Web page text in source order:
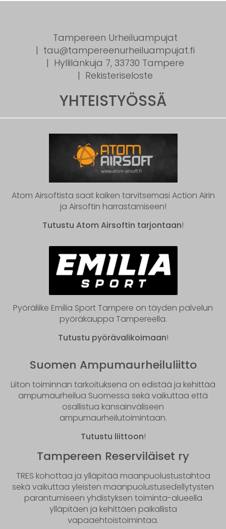
Tampereen Urheiluampujat
tau@tampereenurheiluampujat.fi
Hyllilänkuja 7, 33730 Tampere
Rekisteriseloste
YHTEISTYÖSSÄ
Atom Airsoftista saat kaiken tarvitsemasi Action Airin
ja Airsoftin harrastamiseen!
Tutustu Atom Airsoftin tarjontaan!
Pyöräliike Emilia Sport Tampere on täyden palvelun
pyöräkauppa Tampereella.
Tutustu pyörävalikoimaan!
Suomen Ampumaurheiluliitto
Liiton toiminnan tarkoituksena on edistää ja kehittää
ampumaurheilua Suomessa sekä vaikuttaa että
osallistua kansainväliseen
ampumaurheilutoimintaan.
Tutustu liittoon!
Tampereen Reserviläiset ry
TRES kohottaa ja ylläpitää maanpuolustustahtoa
sekä vaikuttaa yleisten maanpuolustusedellytysten
parantumiseen yhdistyksen toiminta-alueella
ylläpitäen ja kehittäen paikallista
vapaaehtoistoimintaa.